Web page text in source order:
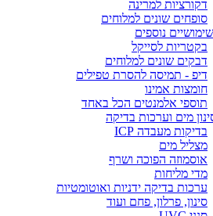
דקורציות למרינה
סופחים שונים למלוחים
נוספים
בקטריות לסייקל
דבקים שונים למלוחים
דיפ - תמיסה להסרת טפילים
חומצות אמינו
תוספי אלמנטים הכל באחד
מים וערכות בדיקה
בדיקות מעבדה ICP
מצליל מים
אוסמוזה הפוכה ושרף
מדי מליחות
ערכות בדיקה ידניות ואוטומטיות
סינון, פרלון, פחם ועוד